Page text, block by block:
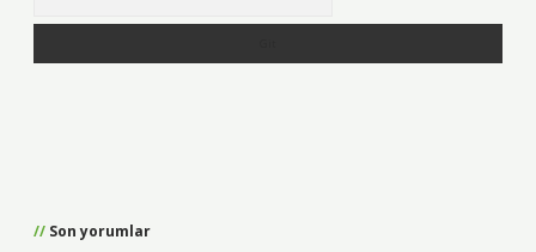
Son yorumlar